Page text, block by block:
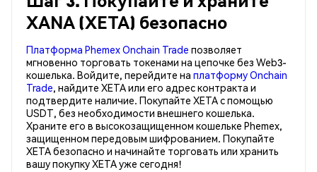
XANA (XETA) безопасно
Платформа Phemex Onchain Trade позволяет
мгновенно торговать токенами на цепочке без Web3-
кошелька. Войдите, перейдите на платформу Onchain
Trade, найдите XETA или его адрес контракта и
подтвердите наличие. Покупайте XETA с помощью
USDT, без необходимости внешнего кошелька.
Храните его в высокозащищенном кошельке Phemex,
защищенном передовым шифрованием. Покупайте
XETA безопасно и начинайте торговать или хранить
вашу покупку XETA уже сегодня!